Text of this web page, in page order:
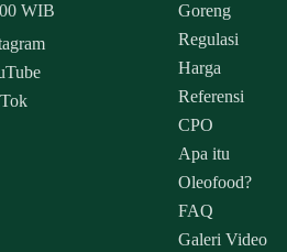
WIB
Goreng
Regulasi
Harga
Referensi
CPO
Apa itu
Oleofood?
FAQ
Galeri Video